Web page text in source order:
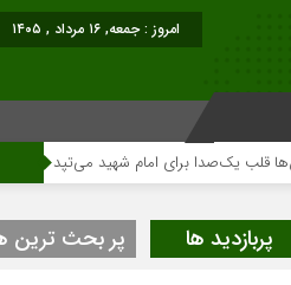
امروز : جمعه, ۱۶ مرداد , ۱۴۰۵
یک‌صدا برای امام شهید می‌تپد
پربازدید ها پر بحث ترین